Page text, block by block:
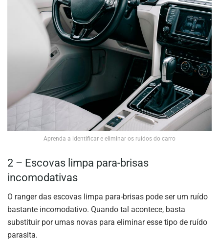
Aprenda a identificar e eliminar os ruídos do carro
2 – Escovas limpa para-brisas
incomodativas
O ranger das escovas limpa para-brisas pode ser um ruído
bastante incomodativo. Quando tal acontece, basta
substituir por umas novas para eliminar esse tipo de ruído
parasita.